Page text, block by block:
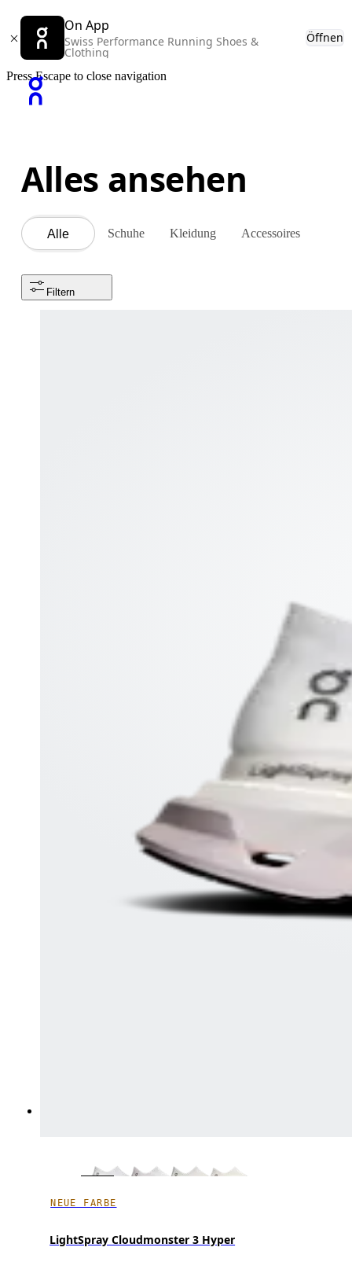
On App
Swiss Performance Running Shoes &
Clothing
Öffnen
Press Escape to close navigation
Alles ansehen
Alle Schuhe Kleidung Accessoires
Filtern
NEUE FARBE
LightSpray Cloudmonster 3 Hyper